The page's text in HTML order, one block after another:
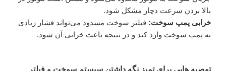
بالا بردن سرعت دچار مشکل شود.
خرابی پمپ سوخت: فیلتر سوخت مسدود می‌تواند فشار زیادی
به پمپ سوخت وارد کند و در نتیجه باعث خرابی آن شود.